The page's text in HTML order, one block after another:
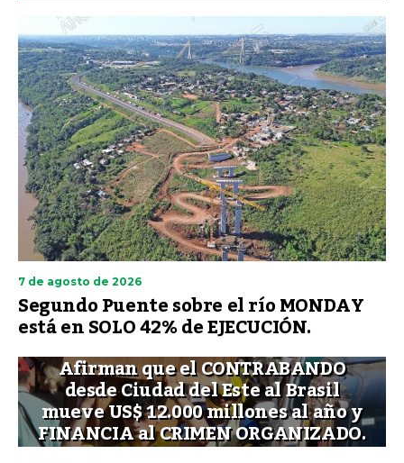
7 de agosto de 2026
Segundo Puente sobre el río MONDAY
está en SOLO 42% de EJECUCIÓN.
Afirman que el CONTRABANDO
desde Ciudad del Este al Brasil
mueve US$ 12.000 millones al año y
FINANCIA al CRIMEN ORGANIZADO.